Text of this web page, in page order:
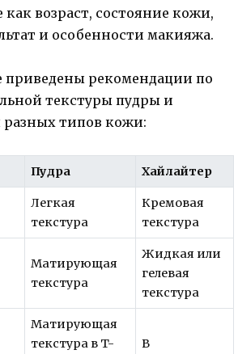
возраст, состояние кожи,
и особенности макияжа.
приведены рекомендации по
текстуры пудры и
разных типов кожи:
Пудра Хайлайтер
Легкая
текстура
Кремовая
текстура
Матирующая
текстура
Жидкая или
гелевая
текстура
Матирующая
текстура в T-
В